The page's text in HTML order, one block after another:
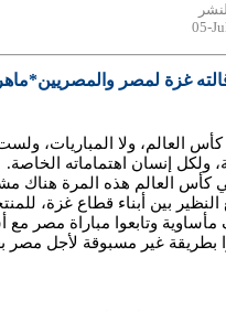
05-
غزة لمصر
كأس العالم، ولا
ولكل إنسان اهتماماته الخاصة.
كأس العالم هذه المرة هناك
بين أبناء قطاع غزة،
وتابعوا مباراة مصر مع
بطريقة غير مسبوقة لأجل مصر